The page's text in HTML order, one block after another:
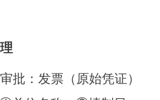
批：发票（原始凭证）